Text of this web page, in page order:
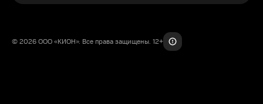
© 2026 ООО «КИОН». Все права защищены. 12+